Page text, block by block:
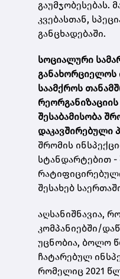
გაუმჯობესებას.
კვებასთან,
განცხადებაში.
სოციალური
განახორციელოს
საამქროს
შესაბამისობა
დაკავშირებული
შრომის
სტანდარტებით -
შესახებ
აღსანიშნავია,
კომპანიებში/
უცნობია, ბოლო
ჩატარებულ
რომელიც 2021